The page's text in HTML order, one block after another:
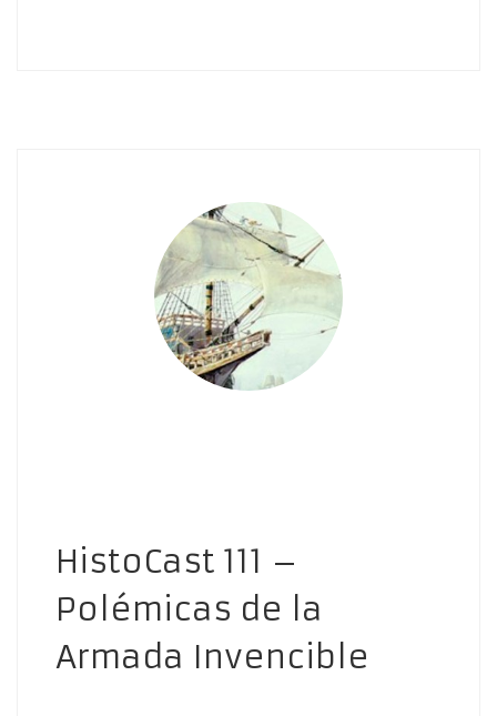
HistoCast 111 –
Polémicas de la
Armada Invencible